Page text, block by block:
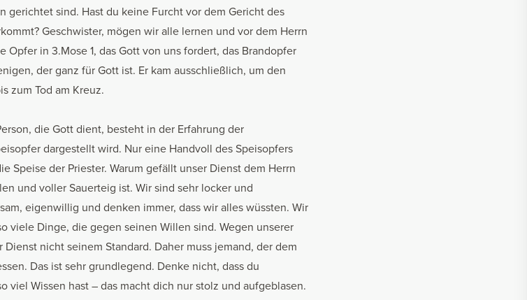
gerichtet sind. Hast du keine Furcht vor dem Gericht des
Geschwister, mögen wir alle lernen und vor dem Herrn
Opfer in 3.Mose 1, das Gott von uns fordert, das Brandopfer
der ganz für Gott ist. Er kam ausschließlich, um den
zum Tod am Kreuz.
die Gott dient, besteht in der Erfahrung der
dargestellt wird. Nur eine Handvoll des Speisopfers
Speise der Priester. Warum gefällt unser Dienst dem Herrn
und voller Sauerteig ist. Wir sind sehr locker und
eigenwillig und denken immer, dass wir alles wüssten. Wir
viele Dinge, die gegen seinen Willen sind. Wegen unserer
nicht seinem Standard. Daher muss jemand, der dem
Das ist sehr grundlegend. Denke nicht, dass du
viel Wissen hast – das macht dich nur stolz und aufgeblasen.